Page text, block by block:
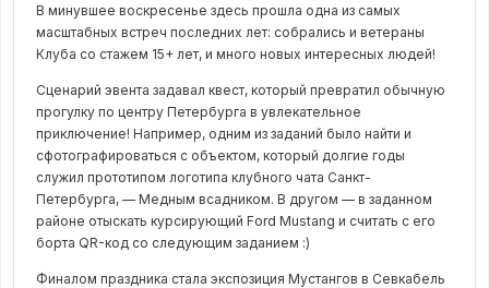
В минувшее воскресенье здесь прошла одна из самых
масштабных встреч последних лет: собрались и ветераны
Клуба со стажем 15+ лет, и много новых интересных людей!
Сценарий эвента задавал квест, который превратил обычную
прогулку по центру Петербурга в увлекательное
приключение! Например, одним из заданий было найти и
сфотографироваться с объектом, который долгие годы
служил прототипом логотипа клубного чата Санкт-
Петербурга, — Медным всадником. В другом — в заданном
районе отыскать курсирующий Ford Mustang и считать с его
борта QR-код со следующим заданием :)
Финалом праздника стала экспозиция Мустангов в Севкабель